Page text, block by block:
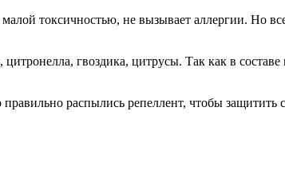
токсичностью, не вызывает аллергии. Но
гвоздика, цитрусы. Так как в
распылись репеллент, чтобы защитить